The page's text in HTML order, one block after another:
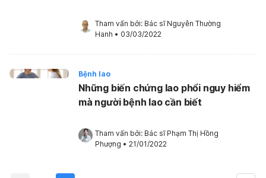
Tham vấn bởi: Bác sĩ Nguyễn Thường
Hanh • 03/03/2022
Bệnh lao
Những biến chứng lao phổi nguy hiểm
mà người bệnh lao cần biết
Tham vấn bởi: Bác sĩ Phạm Thị Hồng
Phượng • 21/01/2022